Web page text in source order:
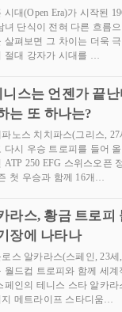
시대(Open Era)가 시작된
녀 단식이 전혀 다른 흐름
살펴보면 그 차이는 더욱
절대 강자가 시대를 …
니스는 언젠가 끝
는 또 하나는?
파노스 치치파스(그리스,
다시 우승 트로피를 들어
ATP 250 EFG 스위스오픈
첫 우승과 함께 16개…
라스, 황금 트로피
장에 나타나
로스 알카라스(스페인, 23
월드컵 트로피와 함께 세
페인의 테니스 스타 알카
지 메트라이프 스타디움…